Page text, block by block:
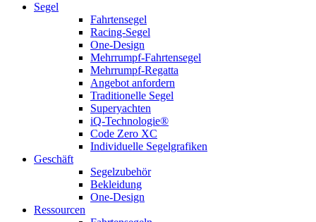
Segel
Fahrtensegel
Racing-Segel
One-Design
Mehrrumpf-Fahrtensegel
Mehrrumpf-Regatta
Angebot anfordern
Traditionelle Segel
Superyachten
iQ-Technologie®
Code Zero XC
Individuelle Segelgrafiken
Geschäft
Segelzubehör
Bekleidung
One-Design
Ressourcen